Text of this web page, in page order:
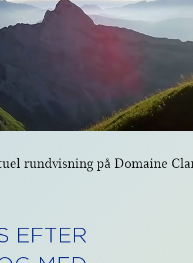
rundvisning på Domaine
EFTER